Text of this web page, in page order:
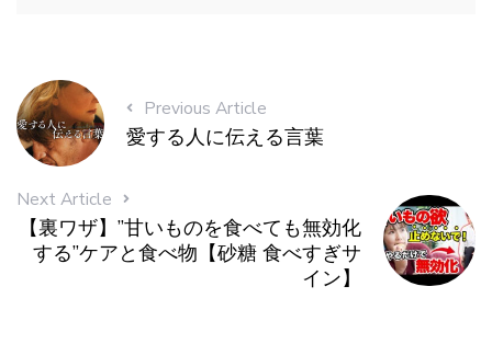
Previous Article
愛する人に伝える言葉
Next Article
【裏ワザ】”甘いものを食べても無効化
する”ケアと食べ物【砂糖 食べすぎサ
イン】